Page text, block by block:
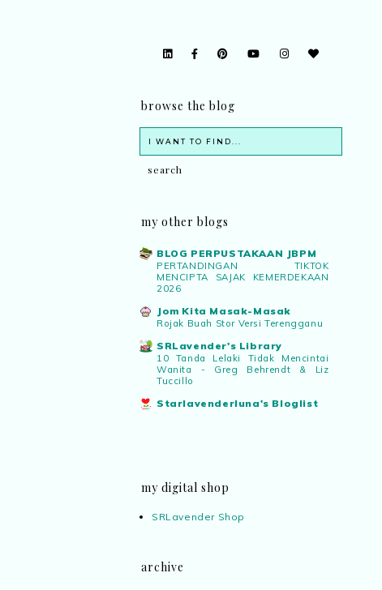
browse the blog
my other blogs
BLOG PERPUSTAKAAN JBPM
PERTANDINGAN TIKTOK
MENCIPTA SAJAK KEMERDEKAAN
2026
Jom Kita Masak-Masak
Rojak Buah Stor Versi Terengganu
SRLavender's Library
10 Tanda Lelaki Tidak Mencintai
Wanita - Greg Behrendt & Liz
Tuccillo
Starlavenderluna's Bloglist
my digital shop
SRLavender Shop
archive